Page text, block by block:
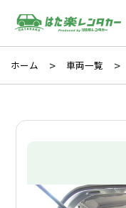
ホーム 車両一覧